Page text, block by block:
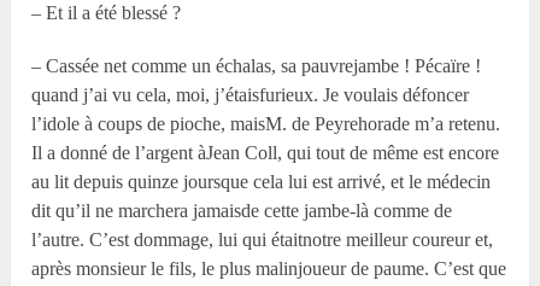
– Et il a été blessé ?
– Cassée net comme un échalas, sa pauvrejambe ! Pécaïre !
quand j’ai vu cela, moi, j’étaisfurieux. Je voulais défoncer
l’idole à coups de pioche, maisM. de Peyrehorade m’a retenu.
Il a donné de l’argent àJean Coll, qui tout de même est encore
au lit depuis quinze joursque cela lui est arrivé, et le médecin
dit qu’il ne marchera jamaisde cette jambe-là comme de
l’autre. C’est dommage, lui qui étaitnotre meilleur coureur et,
après monsieur le fils, le plus malinjoueur de paume. C’est que